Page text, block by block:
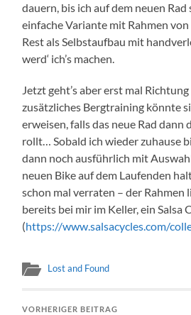
dauern, bis ich auf dem neuen
einfache Variante mit Rahmen
Rest als Selbstaufbau mit
werd‘ ich’s machen.
Jetzt geht’s aber erst mal
zusätzliches Bergtraining könnte
erweisen, falls das neue Rad dann
rollt… Sobald ich wieder zuhause
dann noch ausführlich mit
neuen Bike auf dem Laufenden
schon mal verraten – der Rahmen
bereits bei mir im Keller, ein Salsa
(https://www.salsacycles.com/
Lost and Found
VORHERIGER BEITRAG